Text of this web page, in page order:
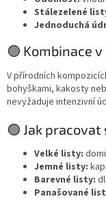
Stálezelené
Jednoduchá
🟢 Kombinace
V přírodních
bohyškami, kakosty
nevyžaduje intenzivní
🟢 Jak
Velké listy:
Jemné listy:
Barevné listy:
Panašované